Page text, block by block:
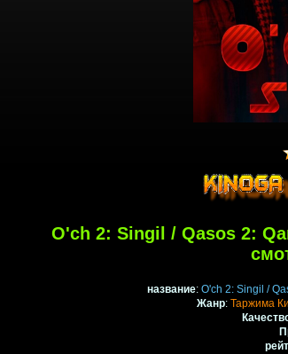
O'ch 2: Singil / Qasos 2:
название: O'ch 2: Singil /
Жанр: Таржима